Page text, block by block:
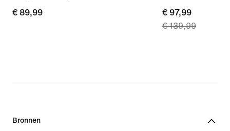
€ 89,99
€ 89,99
current
price
€ 139,99
€ 97,99
€ 139,99
Bronnen